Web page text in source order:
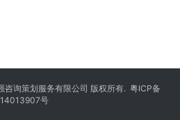
询策划服务有限公司 版权所有. 粤ICP备
14013907号